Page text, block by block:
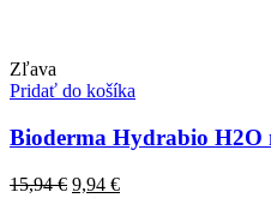
Zľava
Pridať do košíka
Bioderma Hydrabio H2O
15,94€ Pôvodná
9,94 €Aktuálna